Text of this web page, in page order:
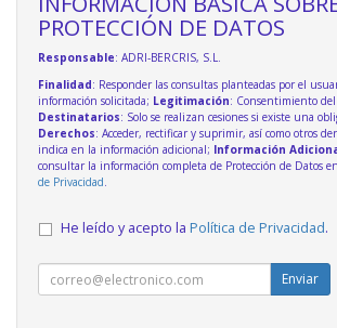
PROTECCIÓN DE DATOS
Responsable: ADRI-BERCRIS, S.L.
Finalidad: Responder las consultas planteadas por el
información solicitada; Legitimación: Consentimiento
Destinatarios: Solo se realizan cesiones si existe una
Derechos: Acceder, rectificar y suprimir, así como otros
indica en la información adicional; Información
consultar la información completa de Protección de Datos
de Privacidad.
He leído y acepto la Política de Privacidad.
Enviar